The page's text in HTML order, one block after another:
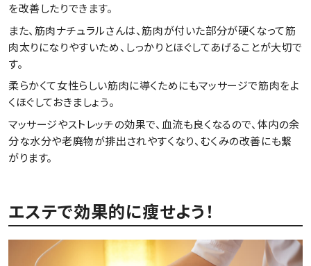
を改善したりできます。
また、筋肉ナチュラルさんは、筋肉が付いた部分が硬くなって筋
肉太りになりやすいため、しっかりとほぐしてあげることが大切で
す。
柔らかくて女性らしい筋肉に導くためにもマッサージで筋肉をよ
くほぐしておきましょう。
マッサージやストレッチの効果で、血流も良くなるので、体内の余
分な水分や老廃物が排出されやすくなり、むくみの改善にも繋
がります。
エステで効果的に痩せよう！